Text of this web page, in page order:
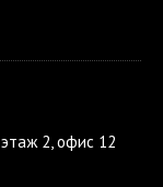
2, офис 12